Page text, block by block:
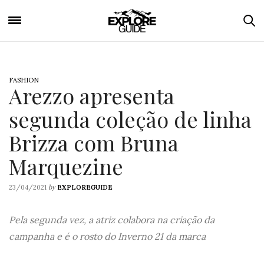
FASHION
Arezzo apresenta
segunda coleção de linha
Brizza com Bruna
Marquezine
23/04/2021 by EXPLOREGUIDE
Pela segunda vez, a atriz colabora na criação da
campanha e é o rosto do Inverno 21 da marca